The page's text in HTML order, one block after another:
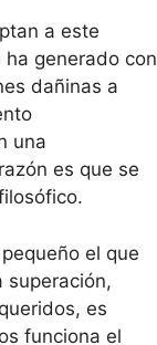
a este
generado con
dañinas a
una
es que se
el que
superación,
es
funciona el